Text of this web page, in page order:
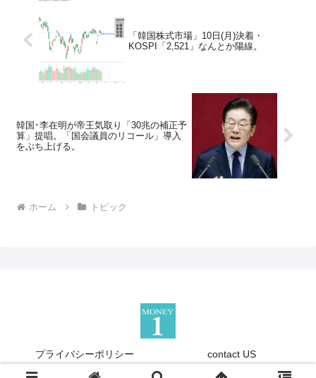
「韓国株式市場」10日(月)決着・
KOSPI「2,521」なんとか陽線。
韓国･李在明が帝王気取り「30兆の補正予
算」提唱。「国会議員のリコール」導入
をぶち上げる。
ホーム トピック
プライバシーポリシー contact US